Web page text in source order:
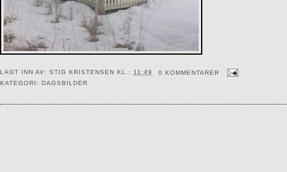
LAGT INN AV: STIG KRISTENSEN KL.: 11:49
0 KOMMENTARER
KATEGORI:
DAGSBILDER